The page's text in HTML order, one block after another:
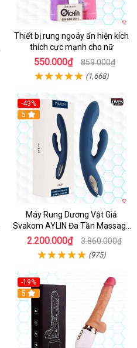
Thiết bị rung ngoáy ẩn hiện kích
thích cực mạnh cho nữ
550.000₫ 859.000₫
(1,668)
-43%
Hot
5
Máy Rung Dương Vật Giả
Svakom AYLIN Đa Tần Massage
Sướng
2.200.000₫ 3.860.000₫
(975)
-19%
Hot
5